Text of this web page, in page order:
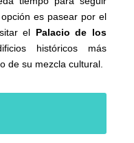
es pasear por el
el Palacio de los
históricos más
de su mezcla cultural.